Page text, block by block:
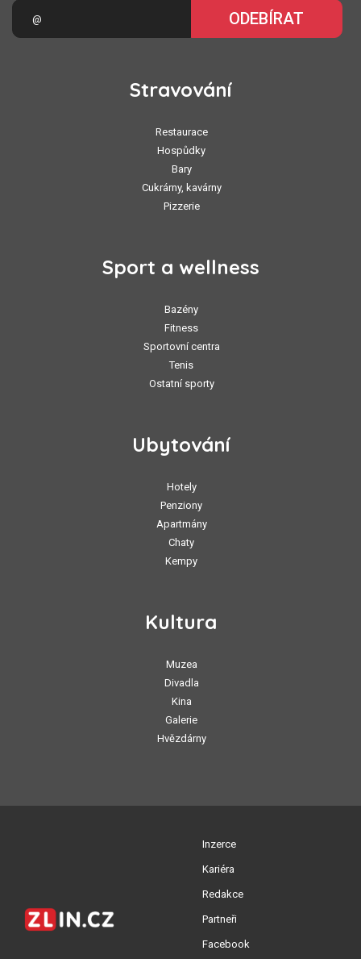
ODEBÍRAT
Stravování
Restaurace
Hospůdky
Bary
Cukrárny, kavárny
Pizzerie
Sport a wellness
Bazény
Fitness
Sportovní centra
Tenis
Ostatní sporty
Ubytování
Hotely
Penziony
Apartmány
Chaty
Kempy
Kultura
Muzea
Divadla
Kina
Galerie
Hvězdárny
Inzerce
Kariéra
Redakce
Partneři
Facebook